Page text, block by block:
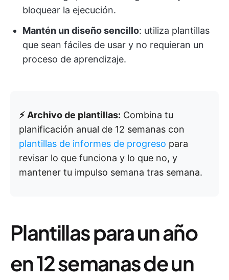
bloquear la ejecución.
Mantén un diseño sencillo: utiliza plantillas
que sean fáciles de usar y no requieran un
proceso de aprendizaje.
⚡ Archivo de plantillas: Combina tu
planificación anual de 12 semanas con
plantillas de informes de progreso para
revisar lo que funciona y lo que no, y
mantener tu impulso semana tras semana.
Plantillas para un año
en 12 semanas de un